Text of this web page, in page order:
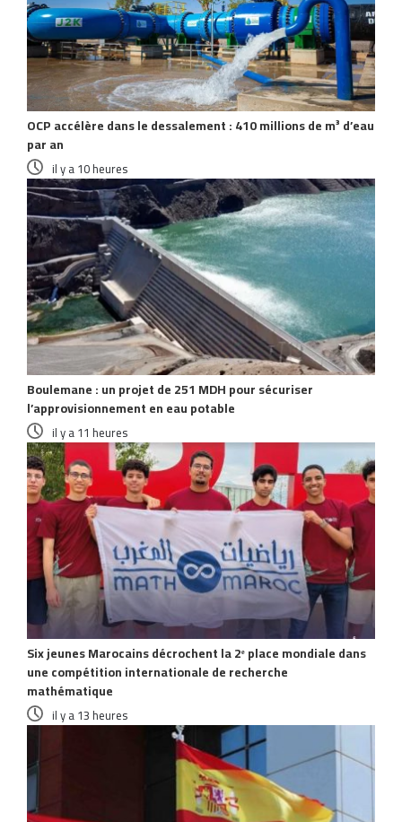
OCP accélère dans le dessalement : 410 millions de m³ d’eau
par an
il y a 10 heures
Boulemane : un projet de 251 MDH pour sécuriser
l’approvisionnement en eau potable
il y a 11 heures
Six jeunes Marocains décrochent la 2ᵉ place mondiale dans
une compétition internationale de recherche
mathématique
il y a 13 heures